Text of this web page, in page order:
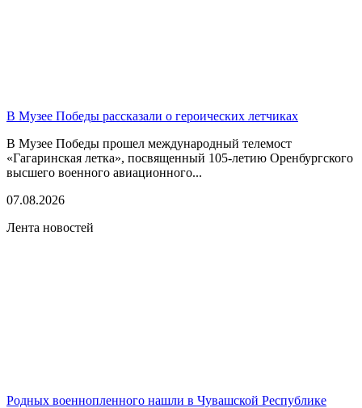
В Музее Победы рассказали о героических летчиках
В Музее Победы прошел международный телемост
«Гагаринская летка», посвященный 105-летию Оренбургского
высшего военного авиационного...
07.08.2026
Лента новостей
Родных военнопленного нашли в Чувашской Республике